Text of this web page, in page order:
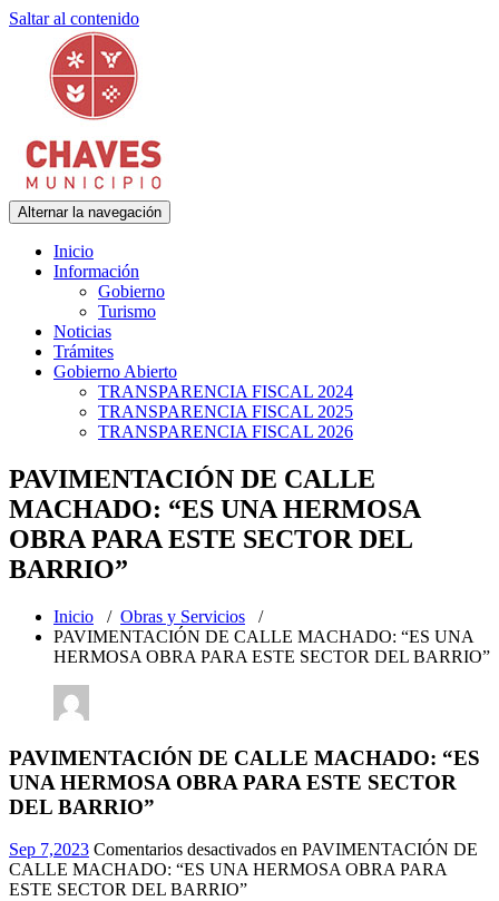
Saltar al contenido
Municipalidad de Adolfo Gonzales Chaves
Alternar la navegación
Inicio
Información
Gobierno
Turismo
Noticias
Trámites
Gobierno Abierto
TRANSPARENCIA FISCAL 2024
TRANSPARENCIA FISCAL 2025
TRANSPARENCIA FISCAL 2026
PAVIMENTACIÓN DE CALLE
MACHADO: “ES UNA HERMOSA
OBRA PARA ESTE SECTOR DEL
BARRIO”
Inicio / Obras y Servicios /
PAVIMENTACIÓN DE CALLE MACHADO: “ES UNA
HERMOSA OBRA PARA ESTE SECTOR DEL BARRIO”
PAVIMENTACIÓN DE CALLE MACHADO: “ES
UNA HERMOSA OBRA PARA ESTE SECTOR
DEL BARRIO”
Sep 7,2023 Comentarios desactivados en PAVIMENTACIÓN DE
CALLE MACHADO: “ES UNA HERMOSA OBRA PARA
ESTE SECTOR DEL BARRIO”